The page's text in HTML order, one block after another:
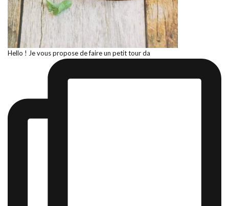
Hello ! Je vous propose de faire un petit tour da